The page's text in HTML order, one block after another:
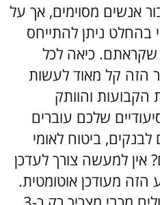
אנשים מסוימים, אך על
בהחלט ניתן להתייחס
שקראתם. כיאה לכל
הזה קל מאוד לעשות
הקבועות והוותק
שלכם עוברים
ביטוח לאומי
אין למעשה צורך לעדכן
מעודכן אוטומטית.